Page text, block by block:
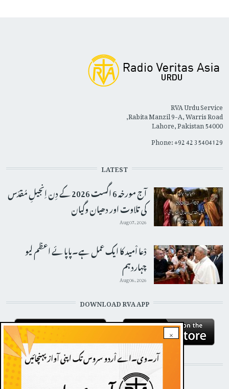
×
RVA Urdu Service
Rabita Manzil 9-A, Warris Road,
Lahore, Pakistan 54000
Phone: +92 42 35404129
LATEST
آج مورخہ 6 اگست 2026 کے دِن اِنجیلِ مُقدّس
کی تلاوت اور دھیان وگیان
Aug 07, 2026
دْعا اْمید کا ایک عمل ہے۔پاپائے اعظم لیو
چہاردہم
Aug 06, 2026
DOWNLOAD RVA APP
STAY CONNECTED WITH US!